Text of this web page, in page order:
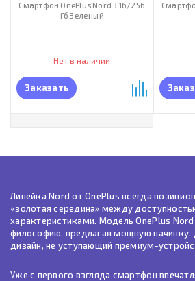
Смартфон OnePlus Nord 3 16/256
Гб Зеленый
Нет в наличии
Заказать
Линейка Nord от OnePlus всегда
«золотая середина» между
характеристиками. Модель OnePlus
философию, предлагая мощную начинку,
дизайн, не уступающий премиум-
Уже с первого взгляда смартфон